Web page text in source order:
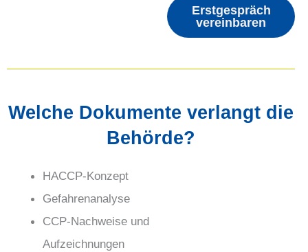
Erstgespräch
vereinbaren
Welche Dokumente verlangt die
Behörde?
HACCP-Konzept
Gefahrenanalyse
CCP-Nachweise und
Aufzeichnungen